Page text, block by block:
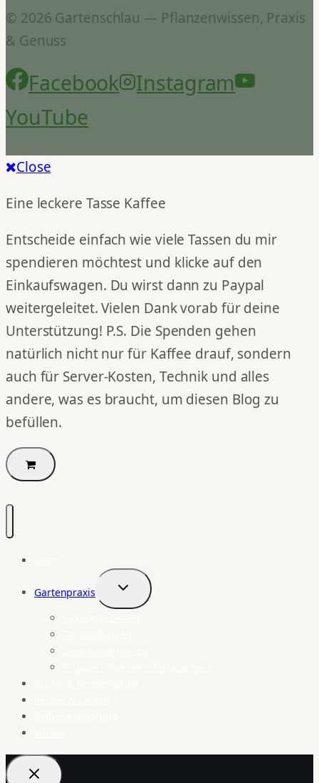
© 2026 Gartenschlau — Pflanzenwissen, Praxis
& Genuss
Facebook
Instagram
YouTube
Close
Eine leckere Tasse Kaffee
Entscheide einfach wie viele Tassen du mir
spendieren möchtest und klicke auf den
Einkaufswagen. Du wirst dann zu Paypal
weitergeleitet. Vielen Dank vorab für deine
Unterstützung! P.S. Die Spenden gehen
natürlich nicht nur für Kaffee drauf, sondern
auch für Server-Kosten, Technik und alles
andere, was es braucht, um diesen Blog zu
befüllen.
Gartenpraxis
Untermenü
umschalten